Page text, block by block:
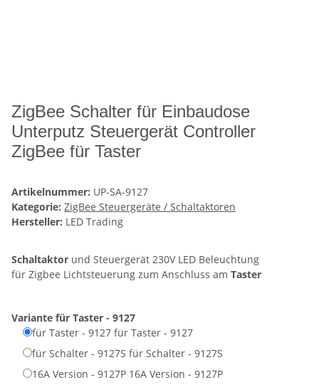
ZigBee Schalter für Einbaudose
Unterputz Steuergerät Controller
ZigBee für Taster
Artikelnummer: UP-SA-9127
Kategorie: ZigBee Steuergeräte / Schaltaktoren
Hersteller: LED Trading
Schaltaktor und Steuergerät 230V LED Beleuchtung
für Zigbee Lichtsteuerung zum Anschluss am Taster
Variante für Taster - 9127
für Taster - 9127 für Taster - 9127
für Schalter - 9127S für Schalter - 9127S
16A Version - 9127P 16A Version - 9127P